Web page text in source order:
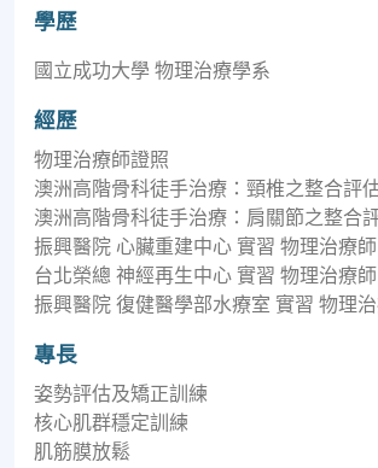
學歷
國立成功大學 物理治療學系
經歷
物理治療師證照
澳洲高階骨科徒手治療：頸椎之整合評
澳洲高階骨科徒手治療：肩關節之整合
振興醫院 心臟重建中心 實習 物理治療師
台北榮總 神經再生中心 實習 物理治療師
振興醫院 復健醫學部水療室 實習 物理
專長
姿勢評估及矯正訓練
核心肌群穩定訓練
肌筋膜放鬆